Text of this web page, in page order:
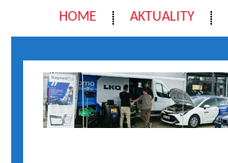
HOME AKTUALITY